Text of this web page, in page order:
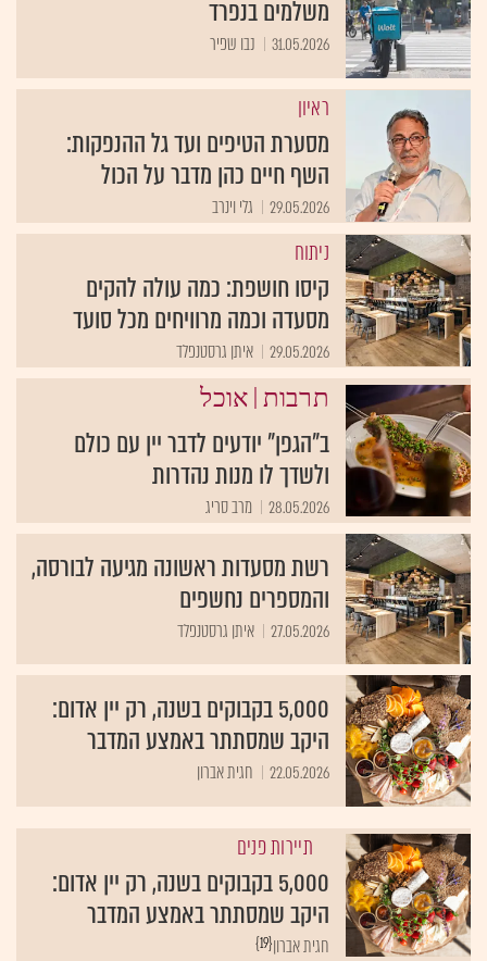
משלמים בנפרד
31.05.2026 נבו שפיר
ראיון
מסערת הטיפים ועד גל ההנפקות:
השף חיים כהן מדבר על הכול
29.05.2026 גלי וינרב
ניתוח
קיסו חושפת: כמה עולה להקים
מסעדה וכמה מרוויחים מכל סועד
29.05.2026 איתן גרסטנפלד
תרבות | אוכל
ב"הגפן" יודעים לדבר יין עם כולם
ולשדך לו מנות נהדרות
28.05.2026 מרב סריג
רשת מסעדות ראשונה מגיעה לבורסה,
והמספרים נחשפים
27.05.2026 איתן גרסטנפלד
5,000 בקבוקים בשנה, רק יין אדום:
היקב שמסתתר באמצע המדבר
22.05.2026 חגית אברון
תיירות פנים
5,000 בקבוקים בשנה, רק יין אדום:
היקב שמסתתר באמצע המדבר
{19}חגית אברון